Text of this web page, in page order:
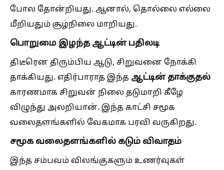
போல தோன்றியது. ஆனால், தொல்லை எல்லை
மீறியதும் சூழ்நிலை மாறியது.
பொறுமை இழந்த ஆட்டின் பதிலடி
திடீரென திரும்பிய ஆடு, சிறுவனை நோக்கி
தாக்கியது. எதிர்பாராத இந்த ஆட்டின் தாக்குதல்
காரணமாக சிறுவன் நிலை தடுமாறி கீழே
விழுந்து அலறியான். இந்த காட்சி சமூக
வலைதளங்களில் வேகமாக பரவி வருகிறது.
சமூக வலைதளங்களில் கடும் விவாதம்
இந்த சம்பவம் விலங்குகளும் உணர்வுகள்